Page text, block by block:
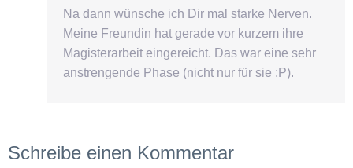
Na dann wünsche ich Dir mal starke Nerven.
Meine Freundin hat gerade vor kurzem ihre
Magisterarbeit eingereicht. Das war eine sehr
anstrengende Phase (nicht nur für sie :P).
Schreibe einen Kommentar